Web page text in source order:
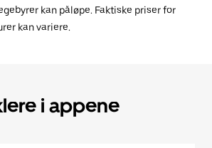
kan påløpe. Faktiske priser for
kan variere.
i appene